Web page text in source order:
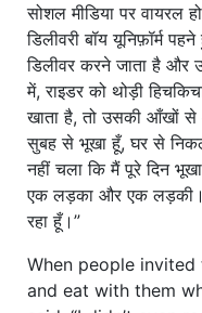
सोशल मीडिया पर वायरल
डिलीवरी बॉय यूनिफ़ॉर्म
डिलीवर करने जाता है और
में, राइडर को थोड़ी
खाता है, तो उसकी आँखों
सुबह से भूखा हूँ, घर से
नहीं चला कि मैं पूरे दिन
एक लड़का और एक लड़की।
रहा हूँ।”
When people
and eat with them